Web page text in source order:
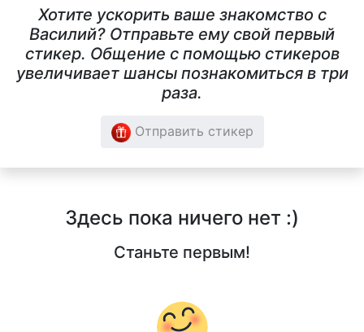
Хотите ускорить ваше знакомство с
Василий? Отправьте ему свой первый
стикер. Общение с помощью стикеров
увеличивает шансы познакомиться в три
раза.
Отправить стикер
Здесь пока ничего нет :)
Станьте первым!